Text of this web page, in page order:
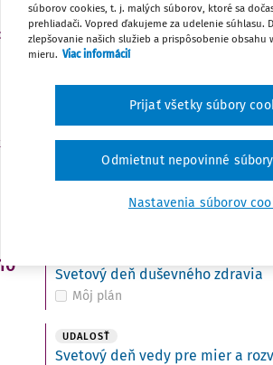
UDALOSŤ
Do 5. 10. - Odoslanie údajov do
Medzinárodný deň za
Svetový deň duševného zdravia
Môj plán
UDALOSŤ
Svetový deň vedy pre mier a
súborov cookies, t. j. malých súborov, ktoré sa
prehliadači. Vopred ďakujeme za udelenie súhlasu.
zlepšovanie našich služieb a prispôsobenie obsahu
mieru. Viac informácií
Nastavenia súborov
Odmietnut nepovinné
Prijať všetky súbory